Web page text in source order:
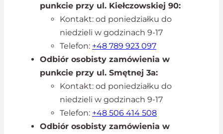
punkcie przy ul. Kiełczowskiej 90:
Kontakt: od poniedziałku do
niedzieli w godzinach 9-17
Telefon: +48 789 923 097
Odbiór osobisty zamówienia w
punkcie przy ul. Smętnej 3a:
Kontakt: od poniedziałku do
niedzieli w godzinach 9-17
Telefon: +48 506 414 508
Odbiór osobisty zamówienia w